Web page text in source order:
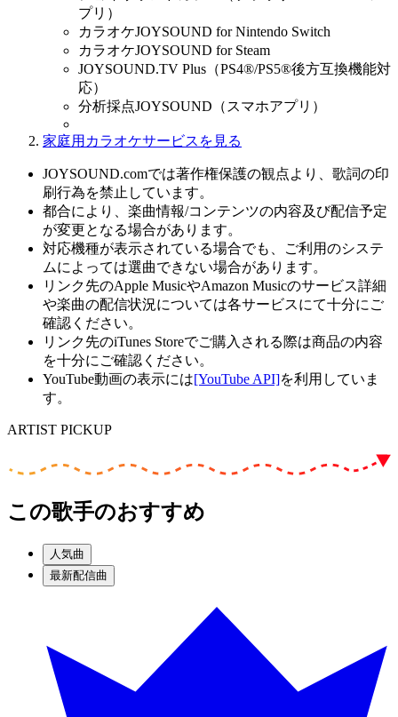
プリ）
カラオケJOYSOUND for Nintendo Switch
カラオケJOYSOUND for Steam
JOYSOUND.TV Plus（PS4®/PS5®後方互換機能対
応）
分析採点JOYSOUND（スマホアプリ）
家庭用カラオケサービスを見る
JOYSOUND.comでは著作権保護の観点より、歌詞の印
刷行為を禁止しています。
都合により、楽曲情報/コンテンツの内容及び配信予定
が変更となる場合があります。
対応機種が表示されている場合でも、ご利用のシステ
ムによっては選曲できない場合があります。
リンク先のApple MusicやAmazon Musicのサービス詳細
や楽曲の配信状況については各サービスにて十分にご
確認ください。
リンク先のiTunes Storeでご購入される際は商品の内容
を十分にご確認ください。
YouTube動画の表示には[YouTube API]を利用していま
す。
ARTIST PICKUP
この歌手のおすすめ
人気曲
最新配信曲